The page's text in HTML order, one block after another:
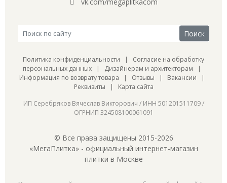
vk.com/megaplitkacom
Политика конфиденциальности | Согласие на обработку
персональных данных | Дизайнерам и архитекторам |
Информация по возврату товара | Отзывы | Вакансии |
Реквизиты | Карта сайта
ИП Серебряков Вячеслав Викторович / ИНН 501201511709 /
ОГРНИП 324508100061091
© Все права защищены 2015-2026
«МегаПлитка» - официальный интернет-магазин
плитки в Москве